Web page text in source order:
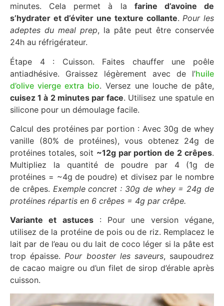
minutes. Cela permet à la farine d’avoine de
s’hydrater et d’éviter une texture collante.Pour les
adeptes du meal prep, la pâte peut être conservée
24h au réfrigérateur.
Étape 4 : Cuisson. Faites chauffer une poêle
antiadhésive. Graissez légèrement avec de l’huile
d’olive vierge extra bio. Versez une louche de pâte,
cuisez 1 à 2 minutes par face. Utilisez une spatule en
silicone pour un démoulage facile.
Calcul des protéines par portion : Avec 30g de whey
vanille (80% de protéines), vous obtenez 24g de
protéines totales, soit ~12g par portion de 2 crêpes.
Multipliez la quantité de poudre par 4 (1g de
protéines = ~4g de poudre) et divisez par le nombre
de crêpes. Exemple concret : 30g de whey = 24g de
protéines répartis en 6 crêpes = 4g par crêpe.
Variante et astuces: Pour une version végane,
utilisez de la protéine de pois ou de riz. Remplacez le
lait par de l’eau ou du lait de coco léger si la pâte est
trop épaisse.Pour booster les saveurs, saupoudrez
de cacao maigre ou d’un filet de sirop d’érable après
cuisson.